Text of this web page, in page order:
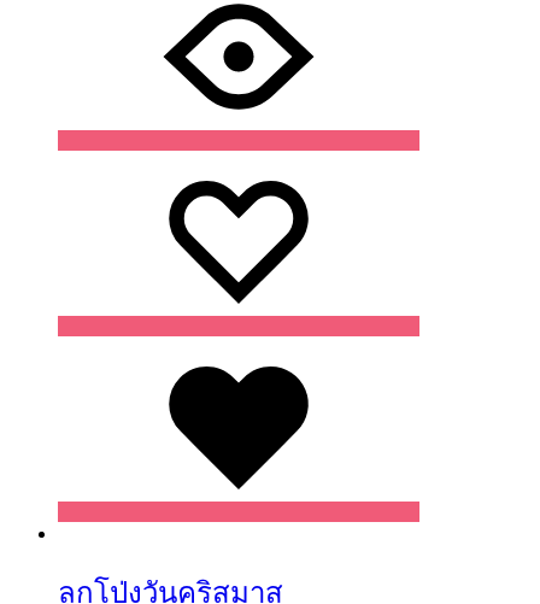
ลูกโป่งวันคริสมาส